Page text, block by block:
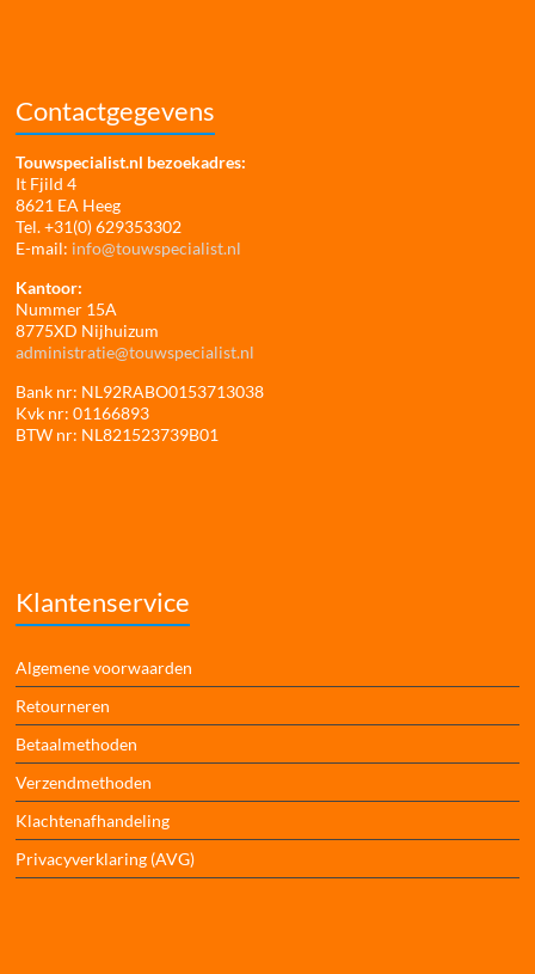
Contactgegevens
Touwspecialist.nl bezoekadres:
It Fjild 4
8621 EA Heeg
Tel. +31(0) 629353302
E-mail: info@touwspecialist.nl
Kantoor:
Nummer 15A
8775XD Nijhuizum
administratie@touwspecialist.nl
Bank nr: NL92RABO0153713038
Kvk nr: 01166893
BTW nr: NL821523739B01
Klantenservice
Algemene voorwaarden
Retourneren
Betaalmethoden
Verzendmethoden
Klachtenafhandeling
Privacyverklaring (AVG)